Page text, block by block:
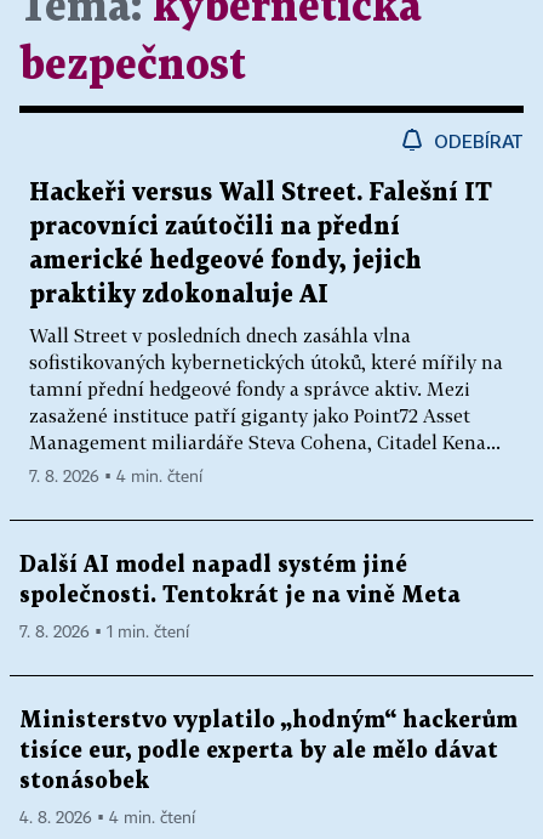
bezpečnost
ODEBÍRAT
Hackeři versus Wall Street. Falešní IT
pracovníci zaútočili na přední
americké hedgeové fondy, jejich
praktiky zdokonaluje AI
Wall Street v posledních dnech zasáhla vlna
sofistikovaných kybernetických útoků, které mířily na
tamní přední hedgeové fondy a správce aktiv. Mezi
zasažené instituce patří giganty jako Point72 Asset
Management miliardáře Steva Cohena, Citadel Kena...
7. 8. 2026 ▪ 4 min. čtení
Další AI model napadl systém jiné
společnosti. Tentokrát je na vině Meta
7. 8. 2026 ▪ 1 min. čtení
Ministerstvo vyplatilo „hodným“ hackerům
tisíce eur, podle experta by ale mělo dávat
stonásobek
4. 8. 2026 ▪ 4 min. čtení